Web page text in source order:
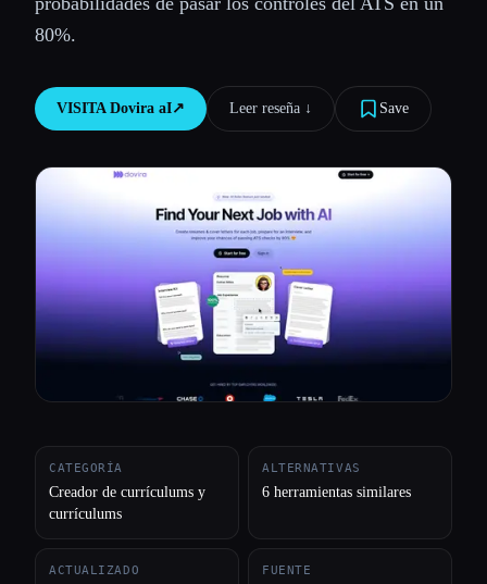
Blog
Todas las categorías
Acerca de
80%.
VISITA Dovira aI↗︎ Leer reseña ↓︎ Save
CATEGORÍA
Creador de currículums y
currículums
ALTERNATIVAS
6 herramientas similares
ACTUALIZADO FUENTE